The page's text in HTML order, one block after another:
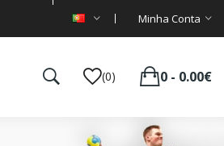
Minha Conta
(0) 0 - 0.00€